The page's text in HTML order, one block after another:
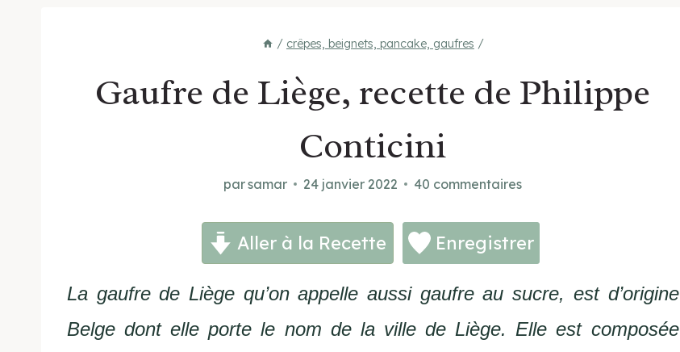
/ crêpes, beignets, pancake, gaufres /
Gaufre de Liège, recette de Philippe
Conticini
parsamar 24 janvier 2022 40 commentaires
Aller à la Recette Enregistrer
La gaufre de Liège qu’on appelle aussi gaufre au sucre, est d’origine
Belge dont elle porte le nom de la ville de Liège. Elle est composée